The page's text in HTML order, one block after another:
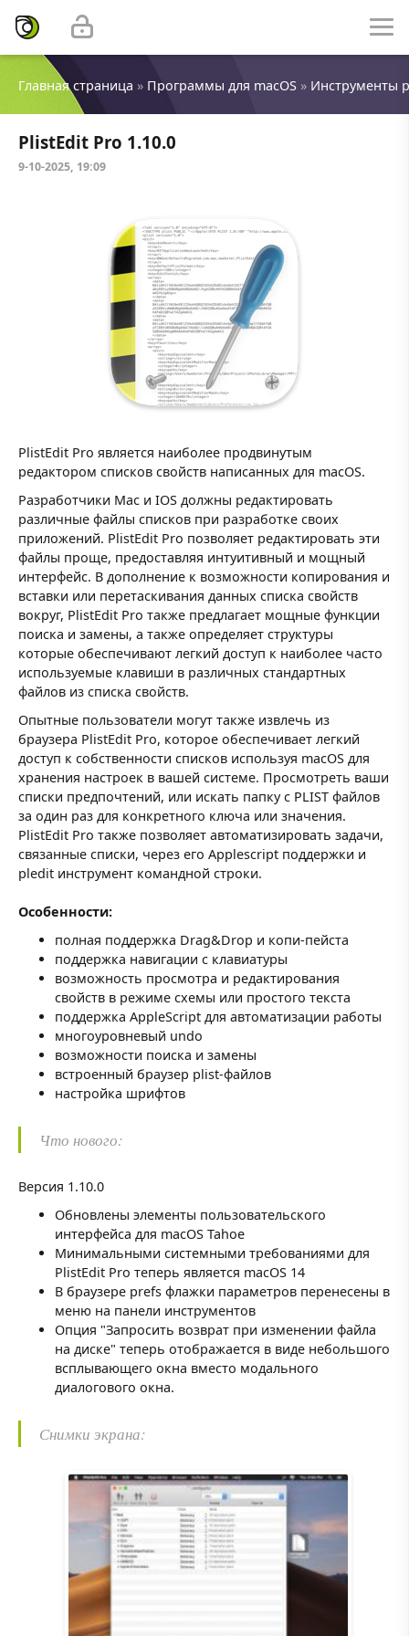
Главная страница » Программы для macOS » Инструменты
PlistEdit Pro 1.10.0
9-10-2025, 19:09
PlistEdit Pro является наиболее продвинутым
редактором списков свойств написанных для macOS.
Разработчики Mac и IOS должны редактировать
различные файлы списков при разработке своих
приложений. PlistEdit Pro позволяет редактировать эти
файлы проще, предоставляя интуитивный и мощный
интерфейс. В дополнение к возможности копирования и
вставки или перетаскивания данных списка свойств
вокруг, PlistEdit Pro также предлагает мощные функции
поиска и замены, а также определяет структуры
которые обеспечивают легкий доступ к наиболее часто
используемые клавиши в различных стандартных
файлов из списка свойств.
Опытные пользователи могут также извлечь из
браузера PlistEdit Pro, которое обеспечивает легкий
доступ к собственности списков используя macOS для
хранения настроек в вашей системе. Просмотреть ваши
списки предпочтений, или искать папку с PLIST файлов
за один раз для конкретного ключа или значения.
PlistEdit Pro также позволяет автоматизировать задачи,
связанные списки, через его Applescript поддержки и
pledit инструмент командной строки.
Особенности:
полная поддержка Drag&Drop и копи-пейста
поддержка навигации с клавиатуры
возможность просмотра и редактирования
свойств в режиме схемы или простого текста
поддержка AppleScript для автоматизации работы
многоуровневый undo
возможности поиска и замены
встроенный браузер plist-файлов
настройка шрифтов
Что нового:
Версия 1.10.0
Обновлены элементы пользовательского
интерфейса для macOS Tahoe
Минимальными системными требованиями для
PlistEdit Pro теперь является macOS 14
В браузере prefs флажки параметров перенесены в
меню на панели инструментов
Опция "Запросить возврат при изменении файла
на диске" теперь отображается в виде небольшого
всплывающего окна вместо модального
диалогового окна.
Снимки экрана: